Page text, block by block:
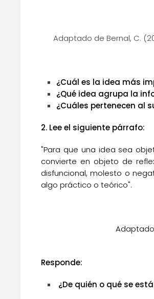
Adaptado de Bernal, C.
¿Cuál es la idea más
¿Qué idea agrupa la
¿Cuáles pertenecen al
2. Lee el siguiente párrafo:
"Para que una idea sea
convierte en objeto de
disfuncional, molesto o
algo práctico o teórico".
Responde:
¿De quién o qué se